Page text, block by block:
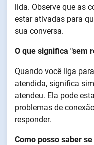
lida. Observe que as
estar ativadas para
sua conversa.
O que significa "sem
Quando você liga
atendida, significa
atendeu. Ela pode
problemas de
responder.
Como posso saber